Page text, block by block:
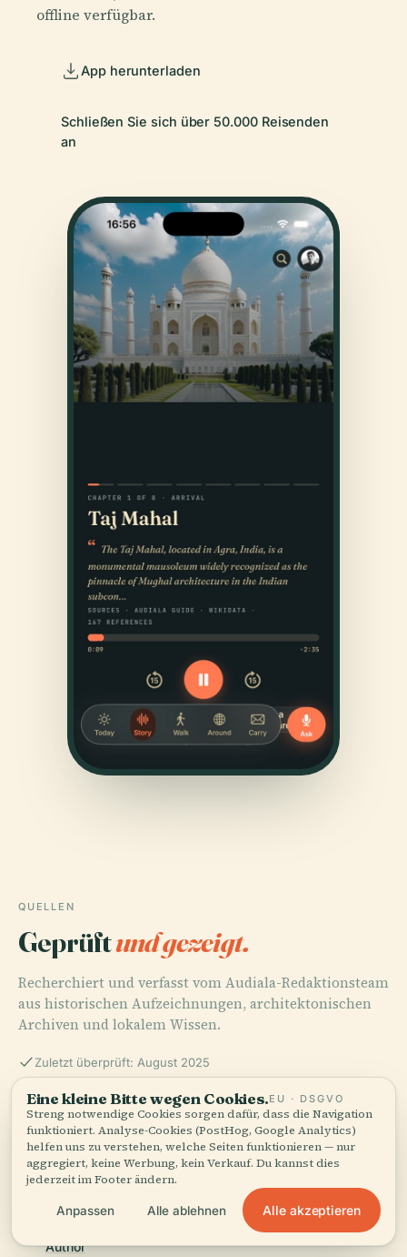
offline verfügbar.
App herunterladen
Schließen Sie sich über 50.000 Reisenden
an
QUELLEN
Geprüftund gezeigt.
Recherchiert und verfasst vom Audiala-Redaktionsteam
aus historischen Aufzeichnungen, architektonischen
Archiven und lokalem Wissen.
Zuletzt überprüft: August 2025
Discover the History and Significance of Tugu Tani -
Jakarta’s Iconic Monument, 2024, Author
Exploring Tugu Tani - Historical Insights, Visiting Hours,
Tickets, and Nearby Attractions in Jakarta, 2024,
Author
Eine kleine Bitte wegen Cookies.EU · DSGVO
Streng notwendige Cookies sorgen dafür, dass die Navigation
funktioniert. Analyse-Cookies (PostHog, Google Analytics)
helfen uns zu verstehen, welche Seiten funktionieren — nur
aggregiert, keine Werbung, kein Verkauf. Du kannst dies
jederzeit im Footer ändern.
Anpassen Alle ablehnen Alle akzeptieren